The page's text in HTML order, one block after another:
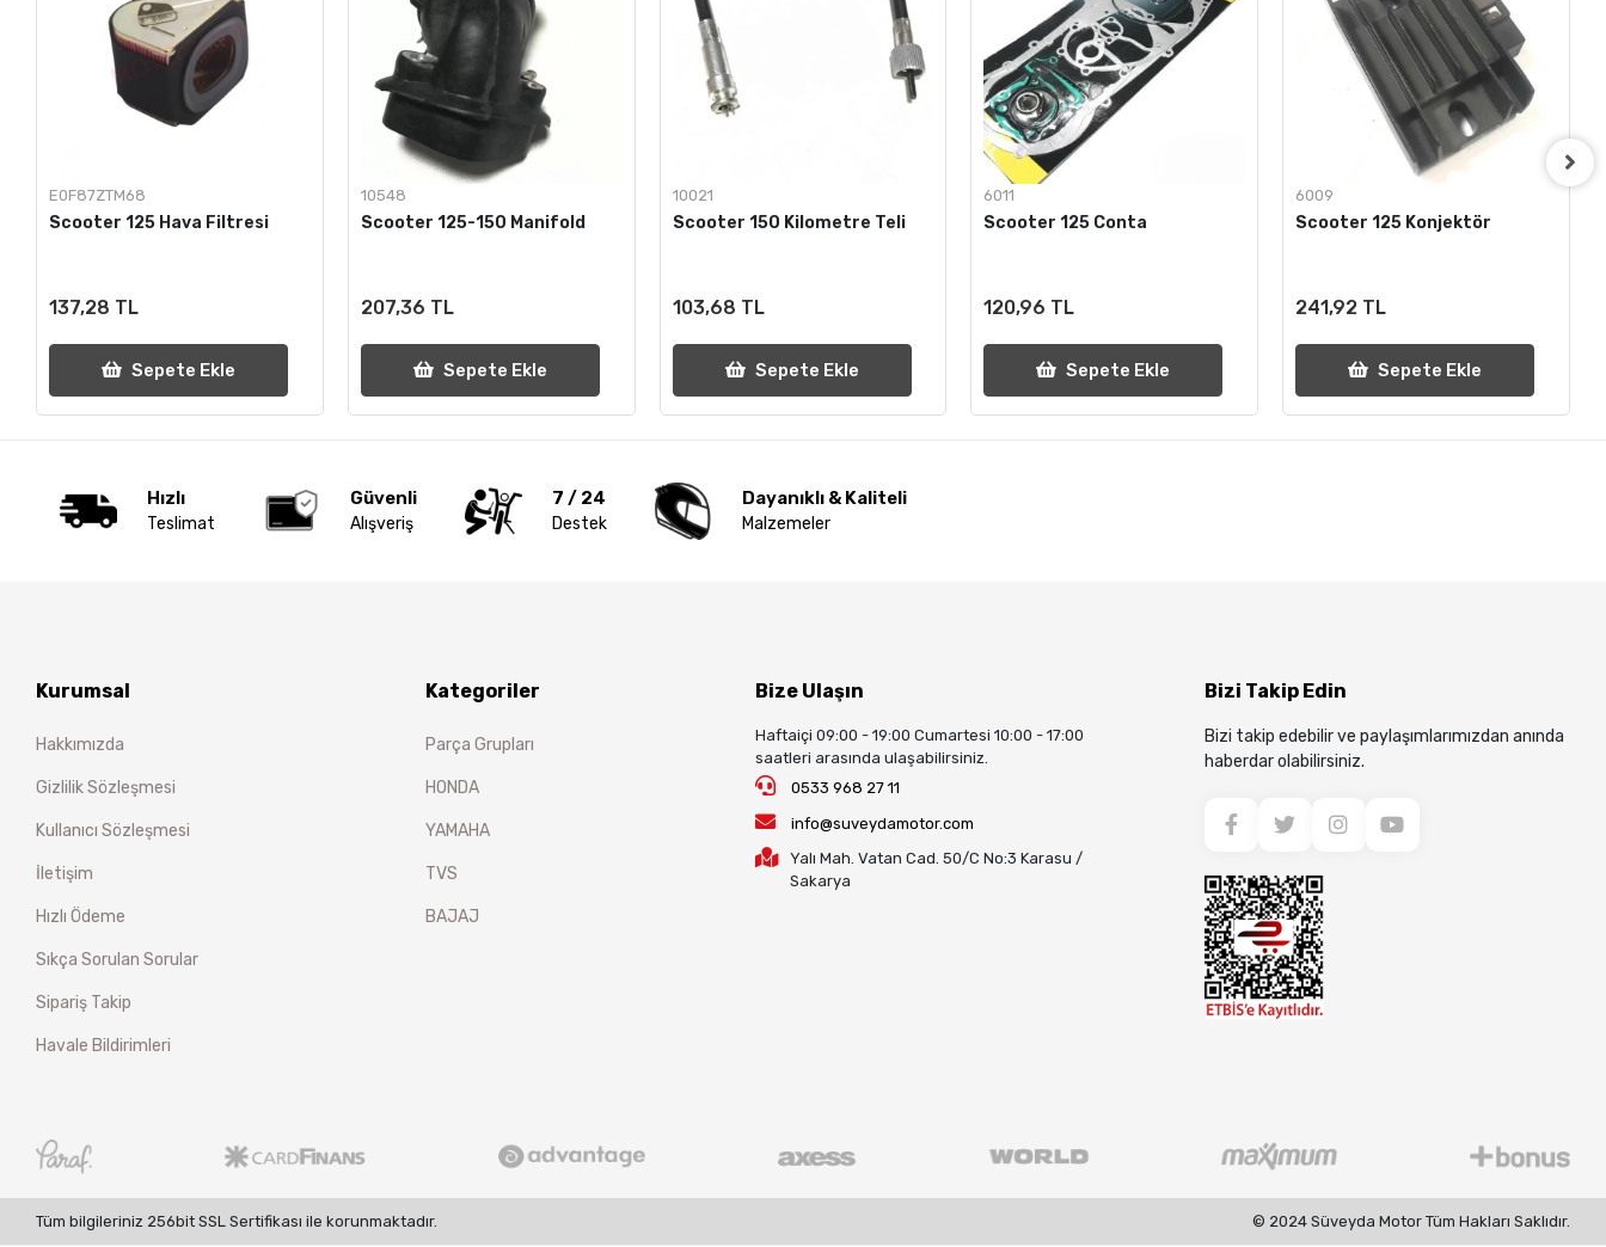
E0F87ZTM68
Scooter 125 Hava Filtresi
137,28 TL
Sepete Ekle
10548
Scooter 125-150 Manifold
207,36 TL
Sepete Ekle
10021
Scooter 150 Kilometre Teli
103,68 TL
Sepete Ekle
6011
Scooter 125 Conta
120,96 TL
Sepete Ekle
6009
Scooter 125 Konjektör
241,92 TL
Sepete Ekle
Hızlı
Teslimat
Güvenli
Alışveriş
7 / 24
Destek
Dayanıklı & Kaliteli
Malzemeler
Kurumsal
Hakkımızda
Gizlilik Sözleşmesi
Kullanıcı Sözleşmesi
İletişim
Hızlı Ödeme
Sıkça Sorulan Sorular
Sipariş Takip
Havale Bildirimleri
Kategoriler
Parça Grupları
HONDA
YAMAHA
TVS
BAJAJ
Bize Ulaşın
Haftaiçi 09:00 - 19:00 Cumartesi 10:00 - 17:00
saatleri arasında ulaşabilirsiniz.
0533 968 27 11
info@suveydamotor.com
Yalı Mah. Vatan Cad. 50/C No:3 Karasu /
Sakarya
Bizi Takip Edin
Bizi takip edebilir ve paylaşımlarımızdan anında
haberdar olabilirsiniz.
Tüm bilgileriniz 256bit SSL Sertifikası ile korunmaktadır. © 2024 Süveyda Motor Tüm Hakları Saklıdır.